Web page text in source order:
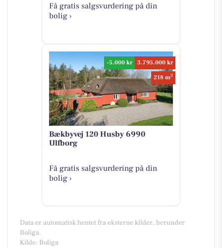
Få gratis salgsvurdering på din
bolig ›
-5.000 kr
3.795.000 kr
218 m2
Bækbyvej 120 Husby 6990
Ulfborg
Få gratis salgsvurdering på din
bolig ›
Data er automatisk hentet fra eksterne kilder, herunder
Boliga.
Kilde: Boliga